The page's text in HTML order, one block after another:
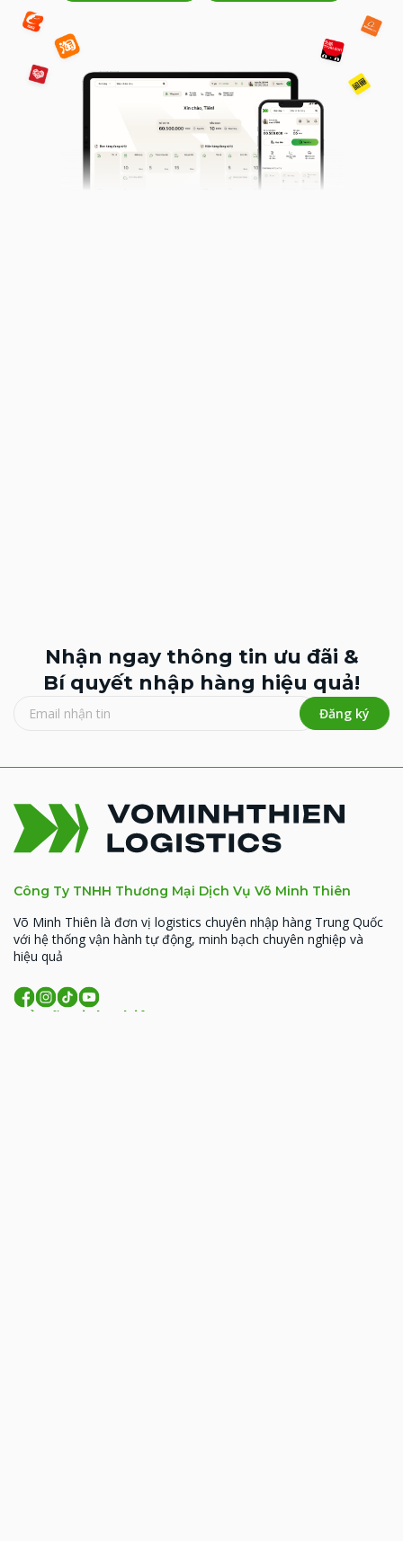
Nhận ngay thông tin ưu đãi &
Bí quyết nhập hàng hiệu quả!
Đăng ký
Công Ty TNHH Thương Mại Dịch Vụ Võ Minh Thiên
Võ Minh Thiên là đơn vị logistics chuyên nhập hàng Trung Quốc
với hệ thống vận hành tự động, minh bạch chuyên nghiệp và
hiệu quả
Về Võ Minh Thiên